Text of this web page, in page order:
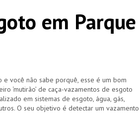
em Parque
você não sabe porquê, esse é um bom
‘mutirão’ de caça-vazamentos de esgoto
em sistemas de esgoto, água, gás,
O seu objetivo é detectar um vazamento